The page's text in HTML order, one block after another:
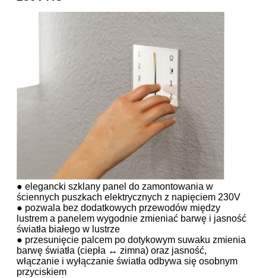
● elegancki szklany panel do zamontowania w
ściennych puszkach elektrycznych z napięciem 230V
● pozwala bez dodatkowych przewodów między
lustrem a panelem wygodnie zmieniać barwę i jasność
światła białego w lustrze
● przesunięcie palcem po dotykowym suwaku zmienia
barwę światła (ciepła ↔ zimna) oraz jasność,
włączanie i wyłączanie światła odbywa się osobnym
przyciskiem